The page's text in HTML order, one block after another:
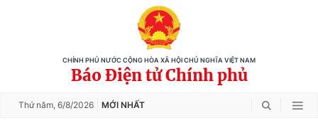
CHÍNH PHỦ NƯỚC CỘNG HÒA XÃ HỘI CHỦ NGHĨA VIỆT NAM
Báo Điện tử Chính phủ
Thứ năm, 6/8/2026 MỚI NHẤT